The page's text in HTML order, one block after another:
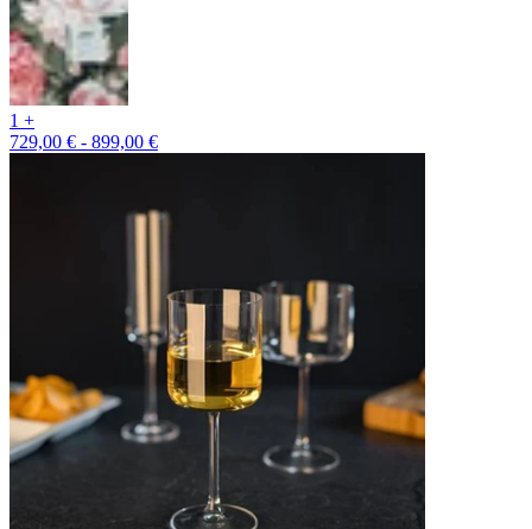
1 +
729,00 € - 899,00 €